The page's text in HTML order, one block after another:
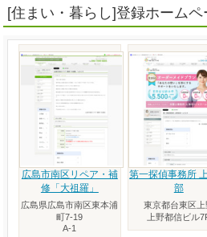
[住まい・暮らし]登録ホームペ
広島市南区リペア・補
修「大祖羅」
広島県広島市南区東本浦
町7-19
A-1
第一探偵事務所
部
東京都台東区上
上野都信ビル